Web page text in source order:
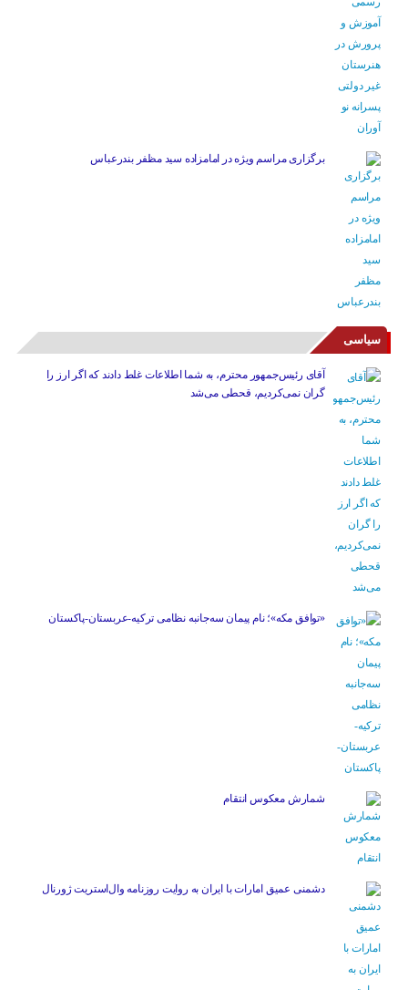
برگزاری مراسم ویژه در امامزاده سید مظفر بندرعباس
سیاسی
آقای رئیس‌جمهور محترم، به شما اطلاعات غلط دادند که اگر ارز را
گران نمی‌کردیم، قحطی می‌شد
«توافق مکه»؛ نام پیمان سه‌جانبه نظامی ترکیه-عربستان-پاکستان
شمارش معکوس انتقام
دشمنی عمیق امارات با ایران به روایت روزنامه وال‌استریت ژورنال